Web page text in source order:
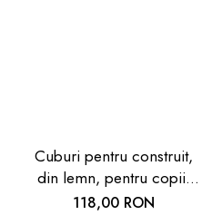
Cuburi pentru construit,
din lemn, pentru copii,
100 buc, Goki
118,00 RON